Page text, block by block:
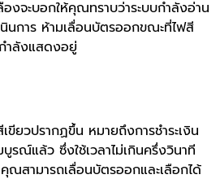
องจะบอกให้คุณทราบว่าระบบกำลังอ่าน
นินการ ห้ามเลื่อนบัตรออกขณะที่ไฟสี
ำลังแสดงอยู่
เขียวปรากฏขึ้น หมายถึงการชำระเงิน
บูรณ์แล้ว ซึ่งใช้เวลาไม่เกินครึ่งวินาที
ณสามารถเลื่อนบัตรออกและเลือกได้